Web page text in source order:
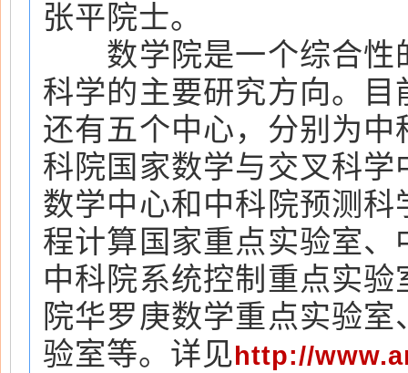
张平院士。
数学院是一个综合性
科学的主要研究方向。
还有五个中心，分别为
科院国家数学与交叉科
数学中心和中科院预测
程计算国家重点实验室
中科院系统控制重点实
院华罗庚数学重点实验
验室等。详见http://